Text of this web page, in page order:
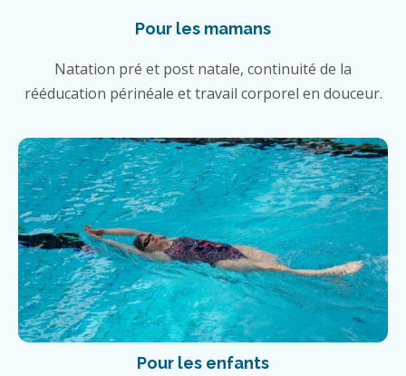
Pour les mamans
Natation pré et post natale, continuité de la
rééducation périnéale et travail corporel en douceur.
Pour les enfants